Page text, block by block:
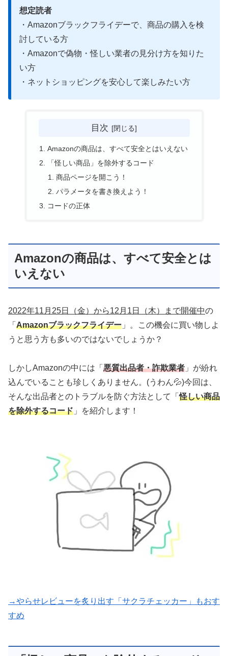
想定読者
・Amazonブラックフライデーで、商品の購入を検
討している方
・Amazonで偽物・怪しい業者の見分け方を知りた
い方
・ネットショッピングを安心して楽しみたい方
目次
Amazonの商品は、すべて安全とはいえない
「怪しい商品」を除外するコード
商品ページを開こう！
パラメータを書き換えよう！
コードの正体
Amazonの商品は、すべて安全とは
いえない
2022年11月25日（金）から12月1日（木）まで開催中の
「 Amazonブラックフライデー 」。この機会に買い物しよ
うと思う方も多いのではないでしょうか？
しかしAmazonの中には「 悪質出品者・詐欺業者 」が紛れ
込んでいることも珍しくありません。(うわん💦)今回は、
そんな出品者とのトラブルを防ぐ方法として「怪しい商品
を除外するコード 」を紹介します！
→やらせレビューを炙り出す「サクラチェッカー」もおす
すめ